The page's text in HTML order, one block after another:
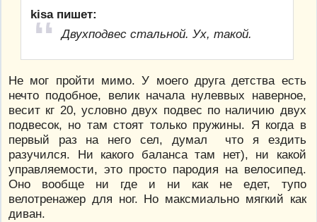
kisa пишет:
Двухподвес стальной. Ух, такой.
Не мог пройти мимо. У моего друга детства есть
нечто подобное, велик начала нулеввых наверное,
весит кг 20, условно двух подвес по наличию двух
подвесок, но там стоят только пружины. Я когда в
первый раз на него сел, думал что я ездить
разучился. Ни какого баланса там нет), ни какой
управляемости, это просто пародия на велосипед.
Оно вообще ни где и ни как не едет, тупо
велотренажер для ног. Но максмиально мягкий как
диван.